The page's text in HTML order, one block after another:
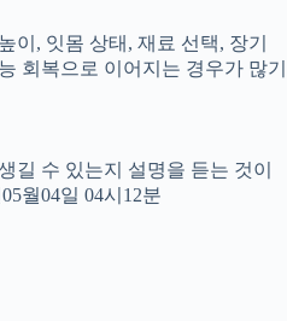
, 잇몸 상태, 재료 선택, 장기
회복으로 이어지는 경우가 많기
길 수 있는지 설명을 듣는 것이
월04일 04시12분